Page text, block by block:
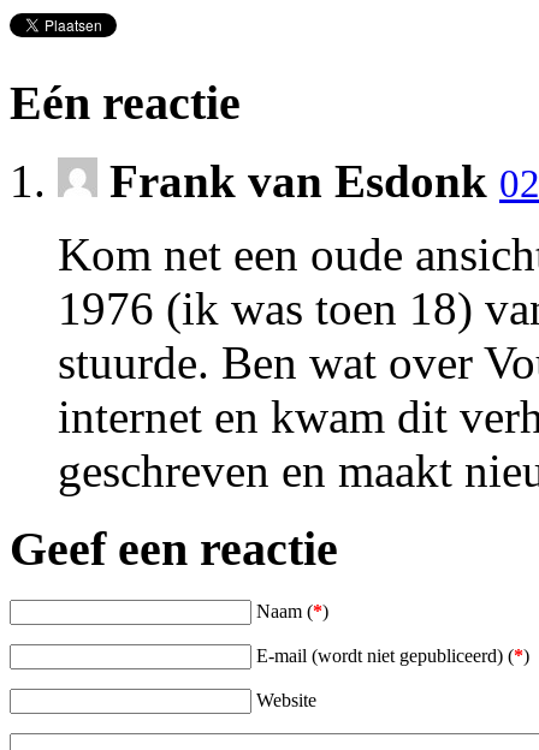
Eén reactie
Frank van Esdonk
Kom net een oude
1976 (ik was toen 18)
stuurde. Ben wat over
internet en kwam dit
geschreven en maakt
Geef een reactie
Naam (*)
E-mail (wordt niet gepubliceerd) (*)
Website